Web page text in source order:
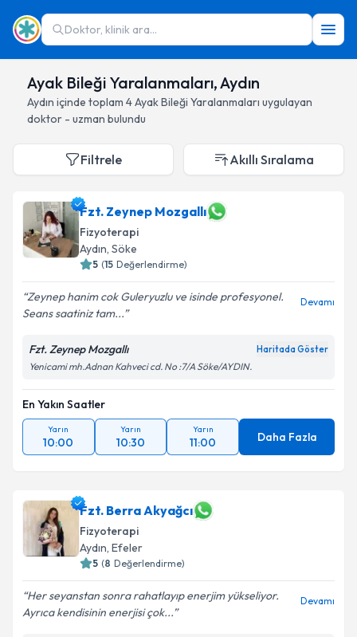
Doktor, klinik ara...
Ayak Bileği Yaralanmaları, Aydın
Aydın içinde toplam 4Ayak Bileği Yaralanmaları uygulayan
doktor - uzman bulundu
Filtrele Akıllı Sıralama
Fzt. Zeynep Mozgallı
Fizyoterapi
Aydın, Söke
5 (15 Değerlendirme)
Zeynep hanim cok Guleryuzlu ve isinde profesyonel.
Seans saatiniz tam...
Devamı
Fzt. Zeynep Mozgallı Haritada Göster
Yenicami mh.Adnan Kahveci cd. No :7/A Söke/AYDIN.
En Yakın Saatler
Yarın
10:00
Yarın
10:30
Yarın
11:00 Daha Fazla
Fzt. Berra Akyağcı
Fizyoterapi
Aydın, Efeler
5 (8 Değerlendirme)
Her seyanstan sonra rahatlayıp enerjim yükseliyor.
Ayrıca kendisinin enerjisi çok...
Devamı